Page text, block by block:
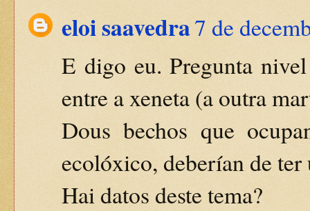
eloi saavedra7 de
E digo eu. Pregunta
entre a xeneta (a outra
Dous bechos que
ecolóxico, deberían de
Hai datos deste tema?